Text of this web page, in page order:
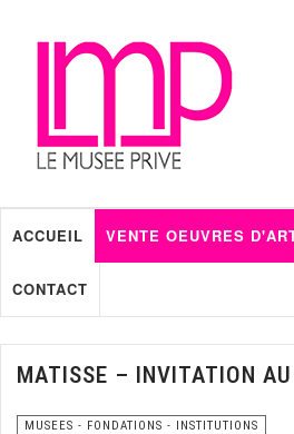
ACCUEIL VENTE OEUVRES
CONTACT
MATISSE – INVITATION AU
MUSEES - FONDATIONS - INSTITUTIONS